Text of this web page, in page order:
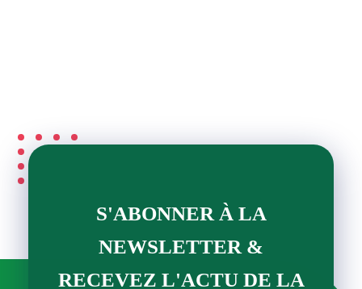
S'ABONNER À LA
NEWSLETTER &
RECEVEZ L'ACTU DE LA